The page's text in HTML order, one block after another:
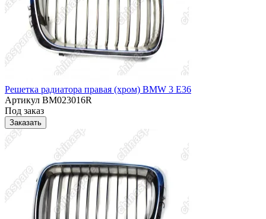
Решетка радиатора правая (хром) BMW 3 E36
Артикул BM023016R
Под заказ
Заказать